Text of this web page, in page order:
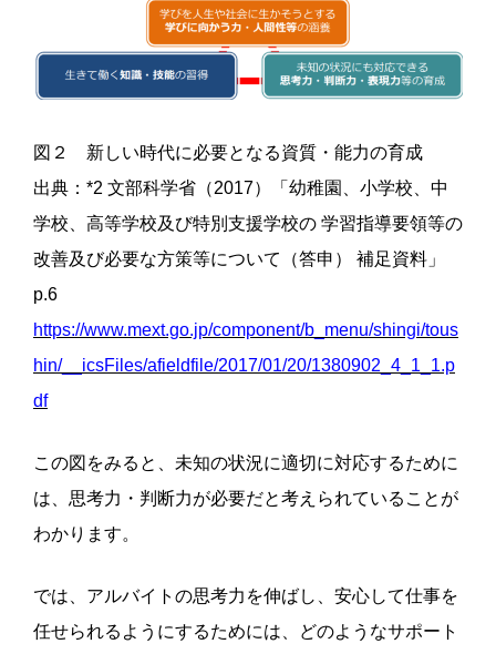
図２ 新しい時代に必要となる資質・能力の育成
出典：*2 文部科学省（2017）「幼稚園、小学校、中
学校、高等学校及び特別支援学校の 学習指導要領等の
改善及び必要な方策等について（答申） 補足資料」
p.6
https://www.mext.go.jp/component/b_menu/shingi/tous
hin/__icsFiles/afieldfile/2017/01/20/1380902_4_1_1.p
df
この図をみると、未知の状況に適切に対応するために
は、思考力・判断力が必要だと考えられていることが
わかります。
では、アルバイトの思考力を伸ばし、安心して仕事を
任せられるようにするためには、どのようなサポート